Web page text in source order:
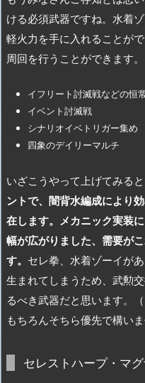
ける必須武器ですね。水着
軽火力を手に入れることが
周回を行うことができます。
イフリート討滅戦などの恒
イベント討滅戦
シナリオイベトリガー集め
四象のデイリーマルチ
いざこうやって上げてみると
ントで、闇背水編成により
在します。メカニック実装
幅が広がりました、需要が
す。 セレ拳、水着ゾーイが
生まれてしまうため、武勲
るべき武器だと思います。
もちろんそちら優先で構いま
セレストハープ・マ